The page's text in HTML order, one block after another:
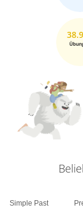
Simple Past